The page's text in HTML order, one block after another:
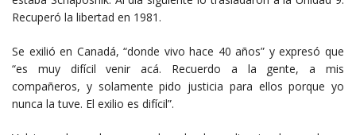
Recuperó la libertad en 1981.
Se exilió en Canadá, “donde vivo hace 40 años” y expresó que
“es muy difícil venir acá. Recuerdo a la gente, a mis
compañeros, y solamente pido justicia para ellos porque yo
nunca la tuve. El exilio es difícil”.